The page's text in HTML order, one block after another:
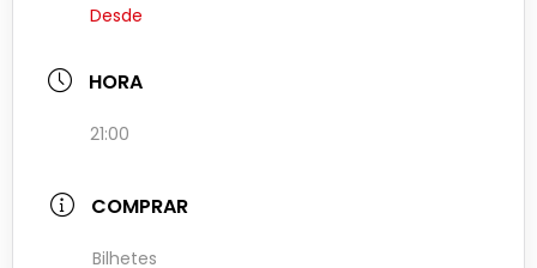
Desde
HORA
21:00
COMPRAR
Bilhetes